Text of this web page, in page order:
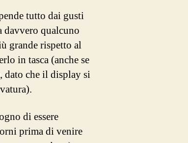
tutto dai gusti
davvero qualcuno
grande rispetto al
in tasca (anche se
dato che il display si
di essere
prima di venire